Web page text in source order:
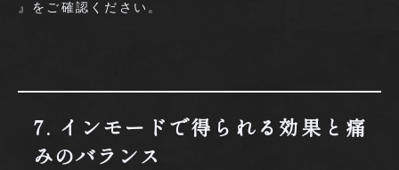
』をご確認ください。
7. インモードで得られる効果と痛
みのバランス